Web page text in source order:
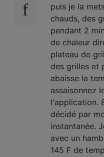
puis je la
chauds, des
pendant 2
de chaleur
plateau de
des grilles et
abaisse la
assaisonnez
l'application.
décidé par
instantanée.
avec un
145 F de